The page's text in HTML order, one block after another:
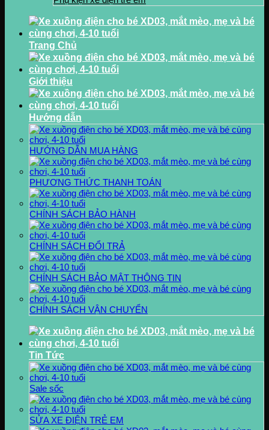
Trang Chủ
Giới thiệu
Hướng dẫn
HƯỚNG DẪN MUA HÀNG
PHƯƠNG THỨC THANH TOÁN
CHÍNH SÁCH BẢO HÀNH
CHÍNH SÁCH ĐỔI TRẢ
CHÍNH SÁCH BẢO MẬT THÔNG TIN
CHÍNH SÁCH VẬN CHUYỂN
Tin Tức
Sale sốc
SỬA XE ĐIỆN TRẺ EM